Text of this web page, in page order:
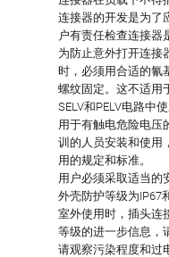
连接器的开发是为了
户有责任检查连接器
为防止意外打开连接
时，必须用合适的氰
螺纹固定。这不适用
SELV和PELV电路中
用于有触电危险电压
训的人员安装和使用
用的规定和标准。
用户必须采取适当的
外壳防护等级为IP67
室外使用时，插头连
等级的进一步信息，
请观察污染程度和过